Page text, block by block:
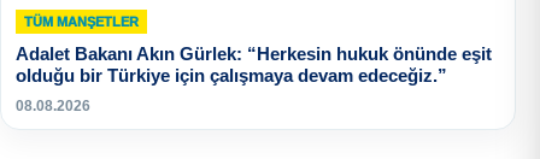
TÜM MANŞETLER
Adalet Bakanı Akın Gürlek: “Herkesin hukuk önünde eşit
olduğu bir Türkiye için çalışmaya devam edeceğiz.”
08.08.2026